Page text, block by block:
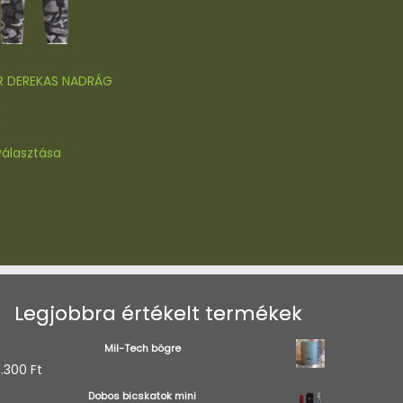
DEREKAS NADRÁG
a
változatok
termékoldalon
Legjobbra értékelt termékek
Mil-Tech bögre
Ft
Dobos bicskatok mini